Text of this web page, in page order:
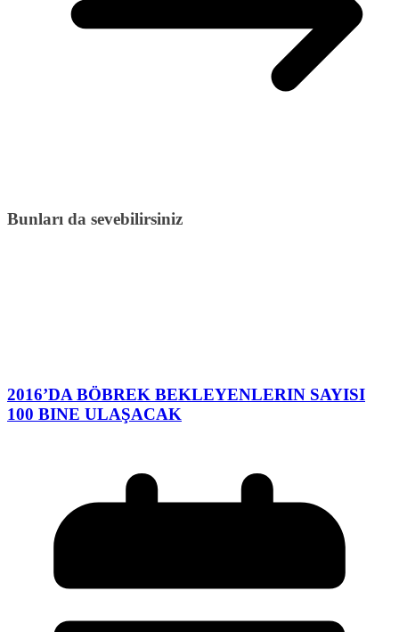
Bunları da sevebilirsiniz
2016’DA BÖBREK BEKLEYENLERIN SAYISI
100 BINE ULAŞACAK